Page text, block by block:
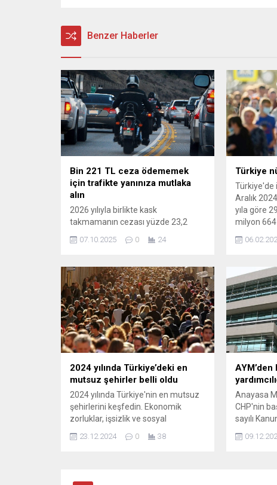
Benzer Haberler
Bin 221 TL ceza ödememek
için trafikte yanınıza mutlaka
alın
2026 yılıyla birlikte kask
takmamanın cezası yüzde 23,2
TL’ye yükselecek. Trafikte can
ceza ödememek için bu uyarıyı
dikkate almak önem taşıyor.
07.10.2025 0 24
Türkiye
Türkiye'de
Aralık
yıla göre
milyon
olurken,
2024 yılında Türkiye’deki en
mutsuz şehirler belli oldu
2024 yılında Türkiye'nin en mutsuz
şehirlerini keşfedin. Ekonomik
zorluklar, işsizlik ve sosyal
sorunların etkilediği bu şehirlerde
yaşam koşulları nasıl? Detaylı analiz
23.12.2024 0 38
AYM’den
Anayasa
CHP'nin
sayılı
ve